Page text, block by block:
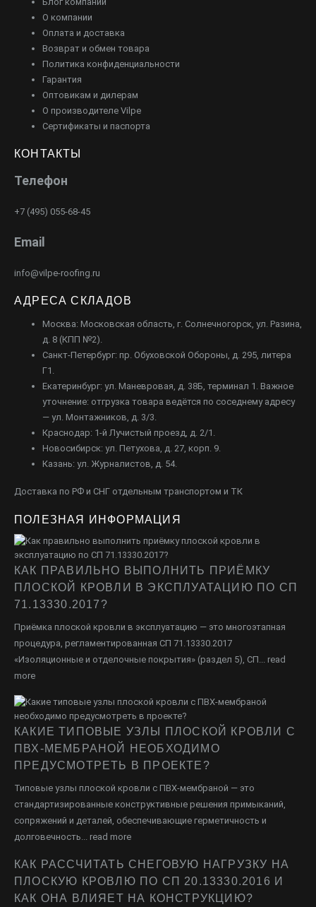
О компании
Оплата и доставка
Возврат и обмен товара
Политика конфиденциальности
Гарантия
Оптовикам и дилерам
О производителе Vilpe
Сертификаты и паспорта
КОНТАКТЫ
Телефон
+7 (495) 055-68-45
Email
info@vilpe-roofing.ru
АДРЕСА СКЛАДОВ
Москва: Московская область, г. Солнечногорск, ул. Разина,
д. 8 (КПП №2).
Санкт-Петербург: пр. Обуховской Обороны, д. 295, литера
Г1.
Екатеринбург: ул. Маневровая, д. 38Б, терминал 1. Важное
уточнение: отгрузка товара ведётся по соседнему адресу
— ул. Монтажников, д. 3/3.
Краснодар: 1-й Лучистый проезд, д. 2/1.
Новосибирск: ул. Петухова, д. 27, корп. 9.
Казань: ул. Журналистов, д. 54.
Доставка по РФ и СНГ отдельным транспортом и ТК
ПОЛЕЗНАЯ ИНФОРМАЦИЯ
КАК ПРАВИЛЬНО ВЫПОЛНИТЬ ПРИЁМКУ
ПЛОСКОЙ КРОВЛИ В ЭКСПЛУАТАЦИЮ ПО СП
71.13330.2017?
Приёмка плоской кровли в эксплуатацию — это многоэтапная
процедура, регламентированная СП 71.13330.2017
«Изоляционные и отделочные покрытия» (раздел 5), СП... read
more
КАКИЕ ТИПОВЫЕ УЗЛЫ ПЛОСКОЙ КРОВЛИ С
ПВХ-МЕМБРАНОЙ НЕОБХОДИМО
ПРЕДУСМОТРЕТЬ В ПРОЕКТЕ?
Типовые узлы плоской кровли с ПВХ-мембраной — это
стандартизированные конструктивные решения примыканий,
сопряжений и деталей, обеспечивающие герметичность и
долговечность... read more
КАК РАССЧИТАТЬ СНЕГОВУЮ НАГРУЗКУ НА
ПЛОСКУЮ КРОВЛЮ ПО СП 20.13330.2016 И
КАК ОНА ВЛИЯЕТ НА КОНСТРУКЦИЮ?